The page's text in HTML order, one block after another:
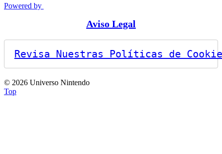
Powered by
Aviso Legal
Revisa Nuestras Políticas de
© 2026 Universo Nintendo
Top